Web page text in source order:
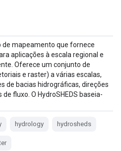
de mapeamento que fornece
aplicações à escala regional e
Oferece um conjunto de
e raster) a várias escalas,
de bacias hidrográficas, direções
fluxo. O HydroSHEDS baseia-
hydrology hydrosheds